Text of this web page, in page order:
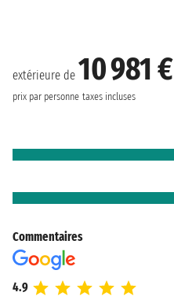
extérieure de 10 981 €
prix par personne taxes incluses
Commentaires
4.9